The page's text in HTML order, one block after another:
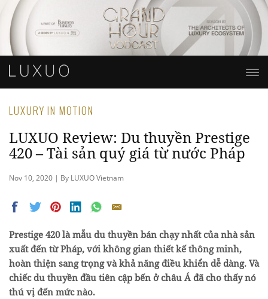
LUXURY IN MOTION
LUXUO Review: Du thuyền Prestige
420 – Tài sản quý giá từ nước Pháp
Nov 10, 2020 | By LUXUO Vietnam
Prestige 420 là mẫu du thuyền bán chạy nhất của nhà sản
xuất đến từ Pháp, với không gian thiết kế thông minh,
hoàn thiện sang trọng và khả năng điều khiển dễ dàng. Và
chiếc du thuyền đầu tiên cập bến ở châu Á đã cho thấy nó
thú vị đến mức nào.